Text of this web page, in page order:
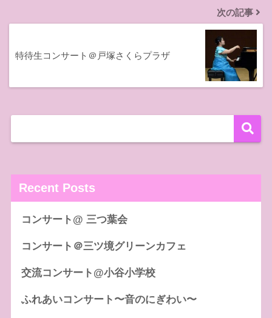
次の記事
特待生コンサート＠戸塚さくらプラザ
Recent Posts
コンサート@ 三つ葉会
コンサート＠三ツ境グリーンカフェ
交流コンサート@小谷小学校
ふれあいコンサート〜音のにぎわい〜